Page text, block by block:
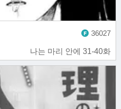
나는 마리 안에 31-40화
36027